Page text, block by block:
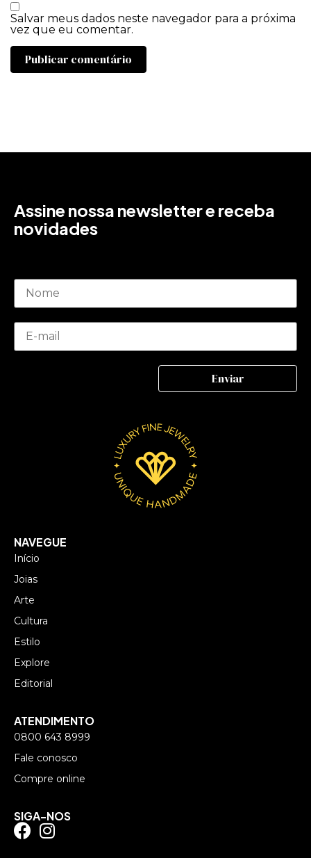
Salvar meus dados neste navegador para a próxima
vez que eu comentar.
Assine nossa newsletter e receba
novidades
NAVEGUE
Início
Joias
Arte
Cultura
Estilo
Explore
Editorial
ATENDIMENTO
0800 643 8999
Fale conosco
Compre online
SIGA-NOS